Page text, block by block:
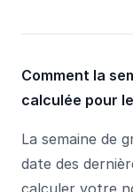
Comment la
calculée pour
La semaine de
date des
calculer votre